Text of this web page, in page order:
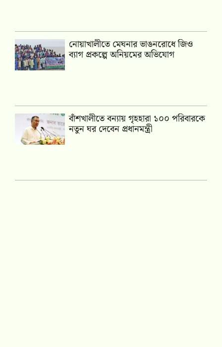
নোয়াখালীতে মেঘনার ভাঙনরোধে জিও
ব্যাগ প্রকল্পে অনিয়মের অভিযোগ
বাঁশখালীতে বন্যায় গৃহহারা ১০০ পরিবারকে
নতুন ঘর দেবেন প্রধানমন্ত্রী